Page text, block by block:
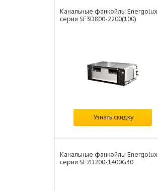
Канальные фанкойлы Energolux
серии SF3D800-2200(100)
по запросу
Узнать скидку
Канальные фанкойлы Energolux
серии SF2D200-1400G30